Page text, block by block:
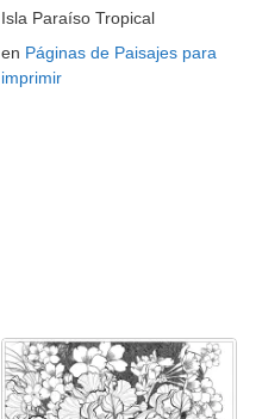
Isla Paraíso Tropical
en Páginas de Paisajes para
imprimir